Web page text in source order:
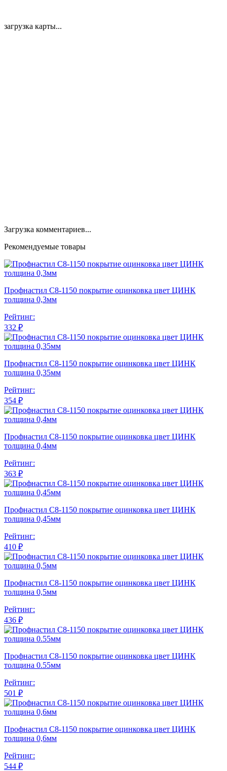
загрузка карты...
Загрузка комментариев...
Рекомендуемые товары
Профнастил С8-1150 покрытие оцинковка цвет ЦИНК
толщина 0,3мм
Рейтинг:
332 ₽
Профнастил С8-1150 покрытие оцинковка цвет ЦИНК
толщина 0,35мм
Рейтинг:
354 ₽
Профнастил С8-1150 покрытие оцинковка цвет ЦИНК
толщина 0,4мм
Рейтинг:
363 ₽
Профнастил С8-1150 покрытие оцинковка цвет ЦИНК
толщина 0,45мм
Рейтинг:
410 ₽
Профнастил С8-1150 покрытие оцинковка цвет ЦИНК
толщина 0,5мм
Рейтинг:
436 ₽
Профнастил С8-1150 покрытие оцинковка цвет ЦИНК
толщина 0.55мм
Рейтинг:
501 ₽
Профнастил С8-1150 покрытие оцинковка цвет ЦИНК
толщина 0,6мм
Рейтинг:
544 ₽